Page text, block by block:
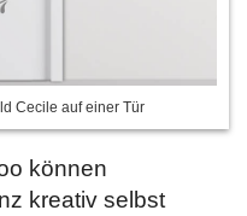
Cecile auf einer Tür
können
kreativ selbst